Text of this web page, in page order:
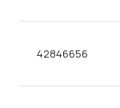
42846656